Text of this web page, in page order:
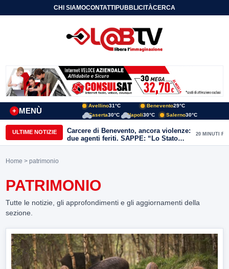
CHI SIAMOCONTATTIPUBBLICITÀCERCA
MENÙ
+
Avellino31°C Benevento29°C
Caserta30°C Napoli30°C Salerno30°C
ULTIME NOTIZIE
Carcere di Benevento, ancora violenze:
due agenti feriti. SAPPE: “Lo Stato
non può arretrare”
20 MINUTI FA
Home > patrimonio
PATRIMONIO
Tutte le notizie, gli approfondimenti e gli aggiornamenti della
sezione.